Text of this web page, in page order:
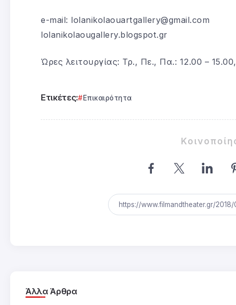
e-mail: lolanikolaouartgallery@gmail.com
lolanikolaougallery.blogspot.gr
Ώρες λειτουργίας: Τρ., Πε., Πα.: 12.00 –
Ετικέτες: Επικαιρότητα
Άλλα Άρθρα